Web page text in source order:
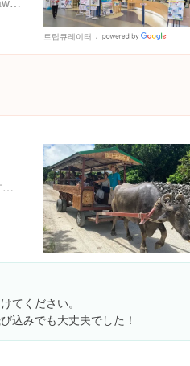
트립큐레이터
Places
沖縄県八重山郡竹富町竹富 竹富島
てください。
込みでも大丈夫でした！